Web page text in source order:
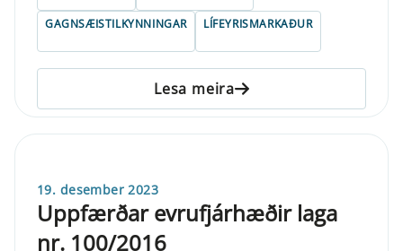
GAGNSÆISTILKYNNINGAR LÍFEYRISMARKAÐUR
Lesa meira
19. desember 2023
Uppfærðar evrufjárhæðir laga
nr. 100/2016